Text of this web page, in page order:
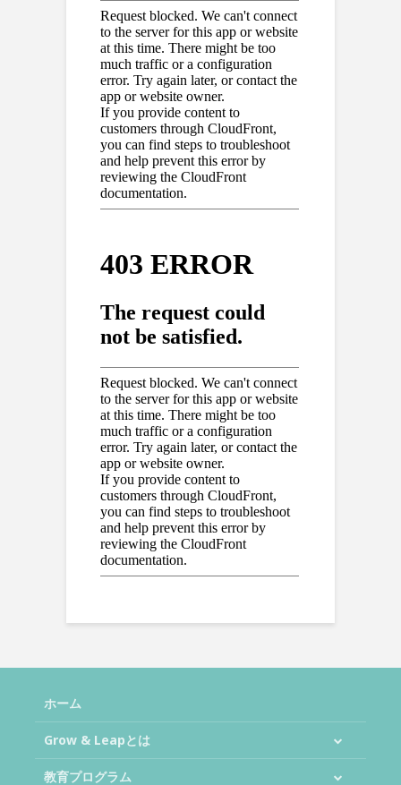
ホーム
Grow & Leapとは
教育プログラム